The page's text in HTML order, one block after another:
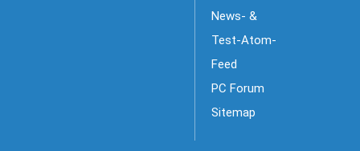
News- &
Test-Atom-
Feed
PC Forum
Sitemap